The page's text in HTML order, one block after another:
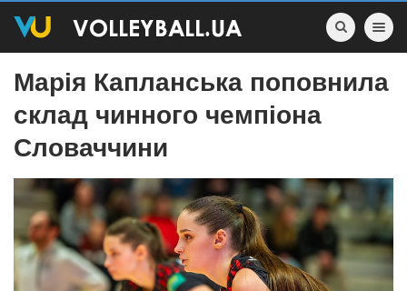
Toggle
Марія Капланська поповнила
склад чинного чемпіона
Словаччини